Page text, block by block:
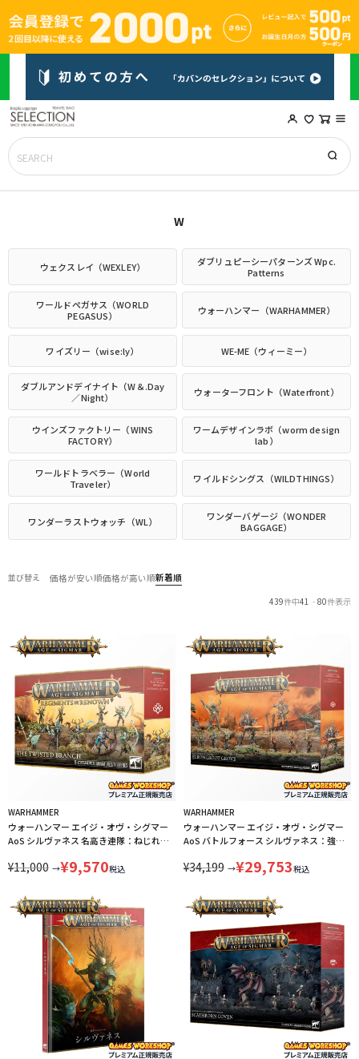
W
ウェクスレイ（WEXLEY）
ダブリュピーシーパターンズ Wpc.
Patterns
ワールドペガサス（WORLD
PEGASUS）
ウォーハンマー（WARHAMMER）
ワイズリー（wise:ly） WE-ME（ウィーミー）
ダブルアンドデイナイト（W＆.Day
／Night）
ウォーターフロント（Waterfront）
ウインズファクトリー（WINS
FACTORY）
ワームデザインラボ（worm design
lab）
ワールドトラベラー（World
Traveler）
ワイルドシングス（WILDTHINGS）
ワンダーラストウォッチ（WL）
ワンダーバゲージ（WONDER
BAGGAGE）
並び替え 価格が安い順価格が高い順新着順
439件中41 - 80件表示
WARHAMMER
ウォーハンマー エイジ・オヴ・シグマー
AoS シルヴァネス 名高き連隊：ねじれた
SYLVANETH THE TWISTED BRANCH 92-
¥11,000 →¥9,570税込
WARHAMMER
ウォーハンマー エイジ・オヴ・シグマー
AoS バトルフォース シルヴァネス：強根
BATTLEFORCE SYLVANETH
¥34,199 →¥29,753税込